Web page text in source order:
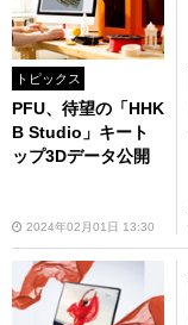
トピックス
PFU、待望の「HHK
B Studio」キート
ップ3Dデータ公開
2024年02月01日 13:30